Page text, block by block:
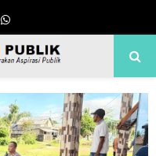
Whatsapp